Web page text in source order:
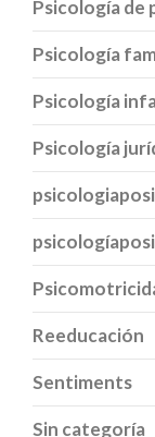
Psicología de
Psicología
Psicología
Psicología
Reeducación
Sentiments
Sin categoría